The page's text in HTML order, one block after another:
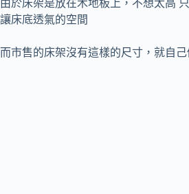
由於床架是放在木地板上，不想太高
讓床底透氣的空間
而市售的床架沒有這樣的尺寸，就自己